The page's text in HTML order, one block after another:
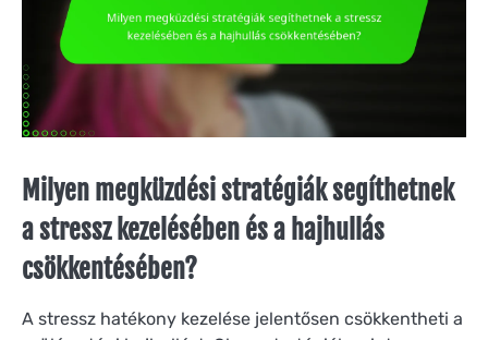
Milyen megküzdési stratégiák segíthetnek
a stressz kezelésében és a hajhullás
csökkentésében?
A stressz hatékony kezelése jelentősen csökkentheti a